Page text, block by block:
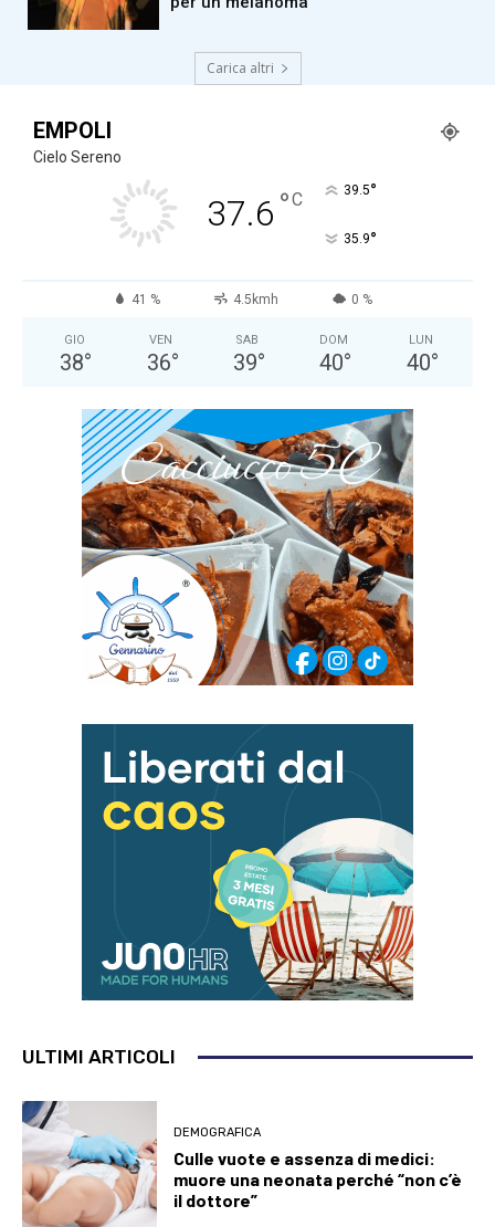
Carica altri
EMPOLI
Cielo Sereno
37.6 °C 39.5°
35.9°
41 % 4.5kmh 0 %
GIO
38°
VEN
36°
SAB
39°
DOM
40°
LUN
40°
ULTIMI ARTICOLI
DEMOGRAFICA
Culle vuote e assenza di medici:
muore una neonata perché “non c’è
il dottore”